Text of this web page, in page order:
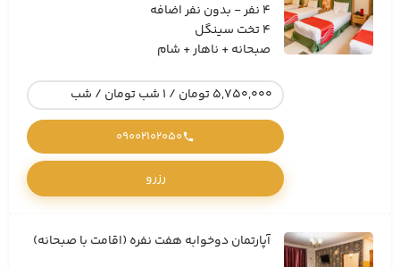
4 نفر - بدون نفر اضافه
4 تخت سینگل
صبحانه + ناهار + شام
5,750,000 تومان / 1 شب تومان / شب
09002102050
رزرو
آپارتمان دوخوابه هفت نفره (اقامت با صبحانه)